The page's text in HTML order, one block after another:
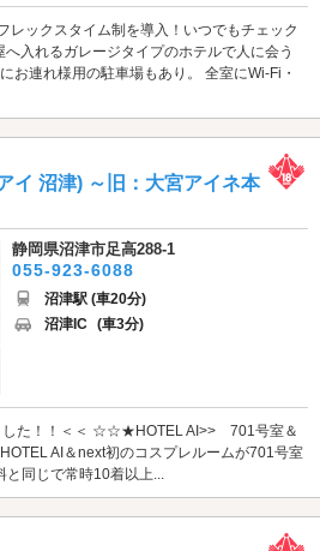
レックスタイム制を導入！いつでもチェック
入れるガレージタイプのホテルで人に会う
お連れ様用の駐車場もあり。 全室にWi-Fi・
イ 沼津) ～旧：大宮アイネ本
静岡県沼津市足高288-1
055-923-6088
沼津駅 (車20分)
沼津IC (車3分)
した！！＜＜ ☆☆★HOTEL AI>> 701号室＆
AI＆next初のコスプレルームが701号室
と同じで常時10着以上...